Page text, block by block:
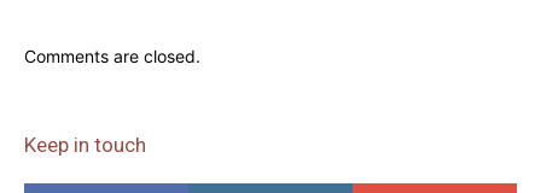
Comments are closed.
Keep in touch